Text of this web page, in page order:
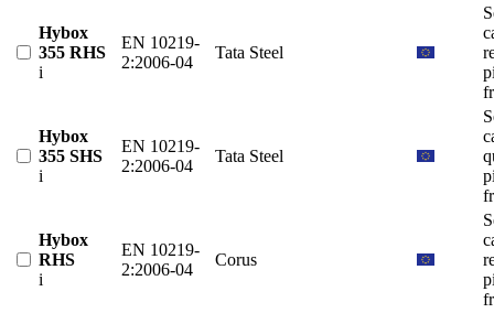
Hybox
355 RHS
i
EN 10219-
2:2006-04
Tata Steel
Hybox
355 SHS
i
EN 10219-
2:2006-04
Tata Steel
Hybox
RHS
i
EN 10219-
2:2006-04
Corus